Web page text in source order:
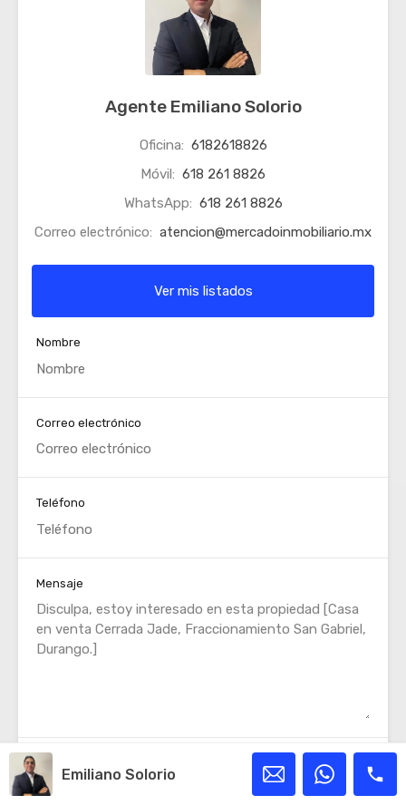
Agente Emiliano Solorio
Oficina: 6182618826
Móvil: 618 261 8826
WhatsApp: 618 261 8826
Correo electrónico: atencion@mercadoinmobiliario.mx
Ver mis listados
Nombre
Correo electrónico
Teléfono
Mensaje
WhatsApp Llamar Ahora
Emiliano Solorio